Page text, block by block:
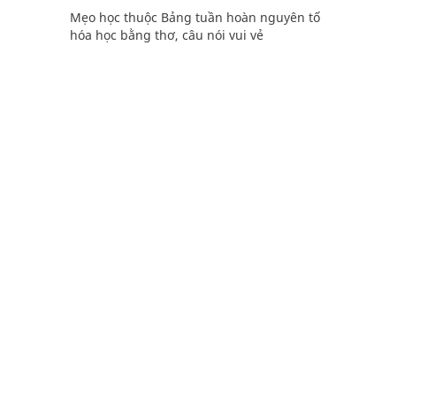
Mẹo học thuộc Bảng tuần hoàn nguyên tố
hóa học bằng thơ, câu nói vui vẻ